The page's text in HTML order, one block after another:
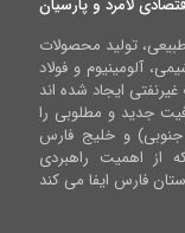
لامرد و پارسیان
تولید محصولات
آلومینیوم و فولاد
جدید و مطلوبی را
و خلیج فارس
از اهمیت راهبردی